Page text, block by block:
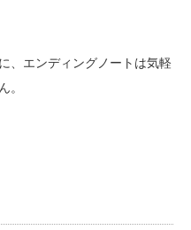
、エンディングノートは気軽
。